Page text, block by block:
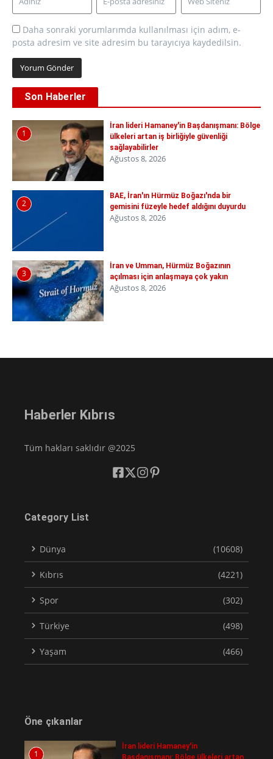
Daha sonraki yorumlarımda kullanılması için adım, e-
posta adresim ve site adresim bu tarayıcıya kaydedilsin.
Son Haberler
1
İran lideri Hamaney'in Başdanışmanı: Bölge
ülkeleri artan iş birliğiyle güvenliği
sağlayabilirler
Ağustos 8, 2026
2
BAE, İran'ın Hürmüz Boğazı'nda bir
gemisini füzeyle hedef aldığını duyurdu
Ağustos 8, 2026
3
İran ve Umman, Hürmüz Boğazının
açılması için anlaşmaya çok yakın
Ağustos 8, 2026
Haberler Kıbrıs
Tüm hakları saklıdır @2025
Category List
Dünya (10608)
Kıbrıs (4221)
Spor (302)
Türkiye (498)
Yaşam (466)
Öne çıkanlar
1
İran lideri Hamaney'in
Başdanışmanı: Bölge ülkeleri artan